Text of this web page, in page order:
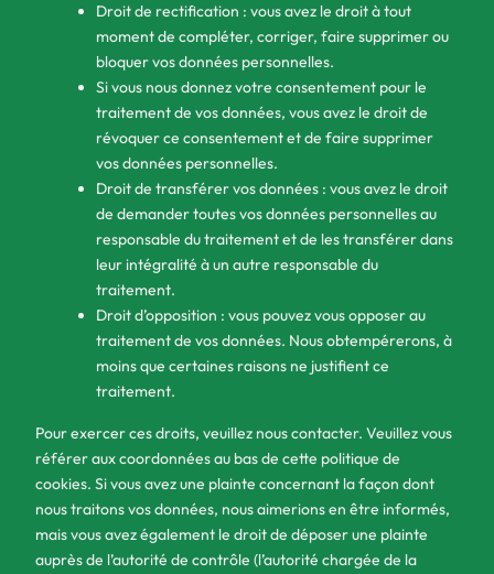
Droit de rectification : vous avez le droit à tout
moment de compléter, corriger, faire supprimer ou
bloquer vos données personnelles.
Si vous nous donnez votre consentement pour le
traitement de vos données, vous avez le droit de
révoquer ce consentement et de faire supprimer
vos données personnelles.
Droit de transférer vos données : vous avez le droit
de demander toutes vos données personnelles au
responsable du traitement et de les transférer dans
leur intégralité à un autre responsable du
traitement.
Droit d’opposition : vous pouvez vous opposer au
traitement de vos données. Nous obtempérerons, à
moins que certaines raisons ne justifient ce
traitement.
Pour exercer ces droits, veuillez nous contacter. Veuillez vous
référer aux coordonnées au bas de cette politique de
cookies. Si vous avez une plainte concernant la façon dont
nous traitons vos données, nous aimerions en être informés,
mais vous avez également le droit de déposer une plainte
auprès de l’autorité de contrôle (l’autorité chargée de la